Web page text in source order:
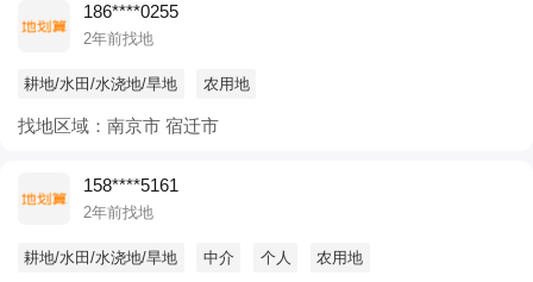
186****0255
2年前找地
耕地/水田/水浇地/旱地 农用地
找地区域：南京市 宿迁市
158****5161
2年前找地
耕地/水田/水浇地/旱地 中介 个人 农用地